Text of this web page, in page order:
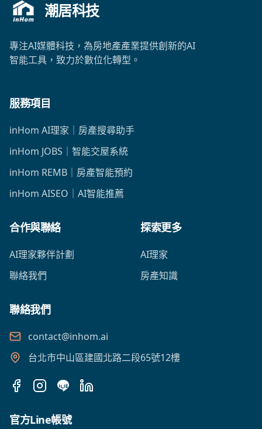
潮居科技
專注AI媒體科技，為房地產產業提供創新的AI
智能工具，致力於數位化轉型。
服務項目
inHom AI理家｜房產搜尋助手
inHom JOBS｜智能交屋系統
inHom REMB｜房產智能預約
inHom AISEO｜AI智能推薦
合作與聯絡
AI理家夥伴計劃
聯絡我們
探索更多
AI理家
房產知識
聯絡我們
contact@inhom.ai
台北市中山區建國北路二段65號12樓
FacebookInstagram
LINE LinkedIn
官方Line帳號